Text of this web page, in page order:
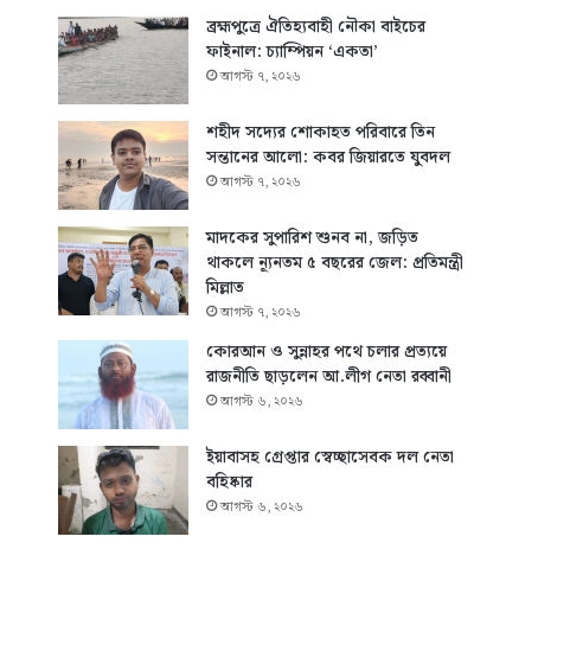
ব্রহ্মপুত্রে ঐতিহ্যবাহী নৌকা বাইচের
ফাইনাল: চ্যাম্পিয়ন ‘একতা’
আগস্ট ৭, ২০২৬
শহীদ সদ্যের শোকাহত পরিবারে তিন
সন্তানের আলো: কবর জিয়ারতে যুবদল
আগস্ট ৭, ২০২৬
মাদকের সুপারিশ শুনব না, জড়িত
থাকলে ন্যূনতম ৫ বছরের জেল: প্রতিমন্ত্রী
মিল্লাত
আগস্ট ৭, ২০২৬
কোরআন ও সুন্নাহর পথে চলার প্রত্যয়ে
রাজনীতি ছাড়লেন আ.লীগ নেতা রব্বানী
আগস্ট ৬, ২০২৬
ইয়াবাসহ গ্রেপ্তার স্বেচ্ছাসেবক দল নেতা
বহিষ্কার
আগস্ট ৬, ২০২৬